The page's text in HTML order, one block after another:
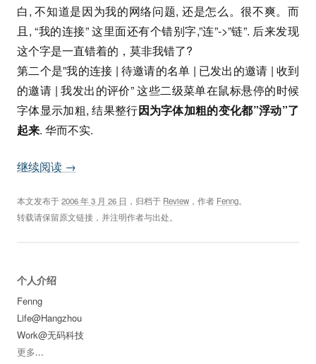
白, 不知道是因为我的网络问题, 还是怎么。很不爽。而
且, “我的连接” 这里面还有个错别字,”连”->”链”. 后来发现
这个字是一直错着的，莫非我错了?
第二个是”我的连接 | 待邀请的名单 | 已发出的邀请 | 收到
的邀请 | 我发出的评价” 这些二级菜单在鼠标悬停的时候
字体显示加粗, 结果整行因为字体加粗的变化都”浮动”了
起来. 华而不实.
继续阅读 →
本文发布于2006 年 3 月 26 日 ，归档于 Review ，作者 Fenng。
转载请保留原文链接，并注明作者与出处。
个人介绍
Fenng
Life@Hangzhou
Work@无码科技
更多...